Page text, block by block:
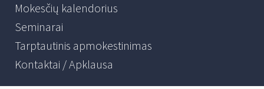
Mokesčių kalendorius
Seminarai
Tarptautinis apmokestinimas
Kontaktai / Apklausa